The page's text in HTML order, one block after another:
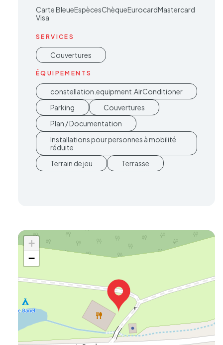
Carte BleueEspècesChèqueEurocardMastercard
Visa
SERVICES
Couvertures
ÉQUIPEMENTS
constellation.equipment.AirConditioner
Parking
Couvertures
Plan / Documentation
Installations pour personnes à mobilité
réduite
Terrain de jeu
Terrasse
+
−